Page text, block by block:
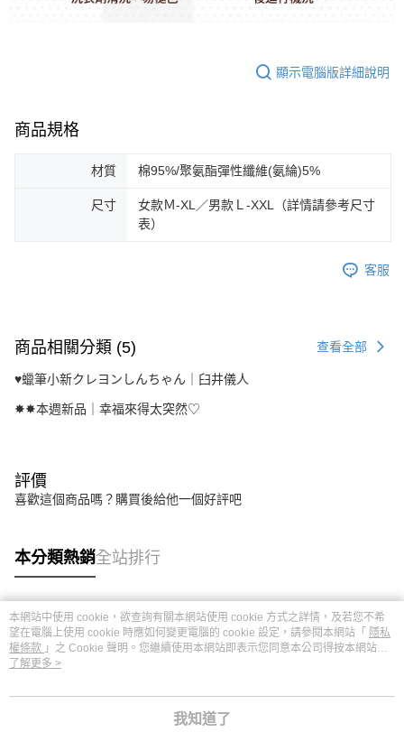
顯示電腦版詳細說明
商品規格
材質 棉95%/聚氨酯彈性纖維(氨綸)5%
尺寸
女款Ｍ-XL／男款Ｌ-XXL（詳情請參考尺寸
表）
客服
商品相關分類 (5) 查看全部
♥︎蠟筆小新クレヨンしんちゃん｜臼井儀人
✸✸本週新品｜幸福來得太突然♡
評價
喜歡這個商品嗎？購買後給他一個好評吧
本分類熱銷全站排行
熱門標籤
本網站中使用 cookie，欲查詢有關本網站使用 cookie 方式之詳情，及若您不希
望在電腦上使用 cookie 時應如何變更電腦的 cookie 設定，請參閱本網站「 隱私
權條款 」之 Cookie 聲明。您繼續使用本網站即表示您同意本公司得按本網站使
用條款之 Cookie 聲明使用 cookie。
了解更多 >
我知道了